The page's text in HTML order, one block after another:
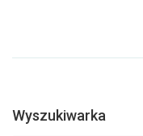
Wyszukiwarka